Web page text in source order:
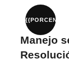
era:
$ 25.000,00.$
Manejo